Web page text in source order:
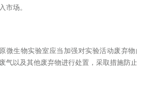
市场。
微生物实验室应当加强对实验活动废弃物
气以及其他废弃物进行处置，采取措施防止